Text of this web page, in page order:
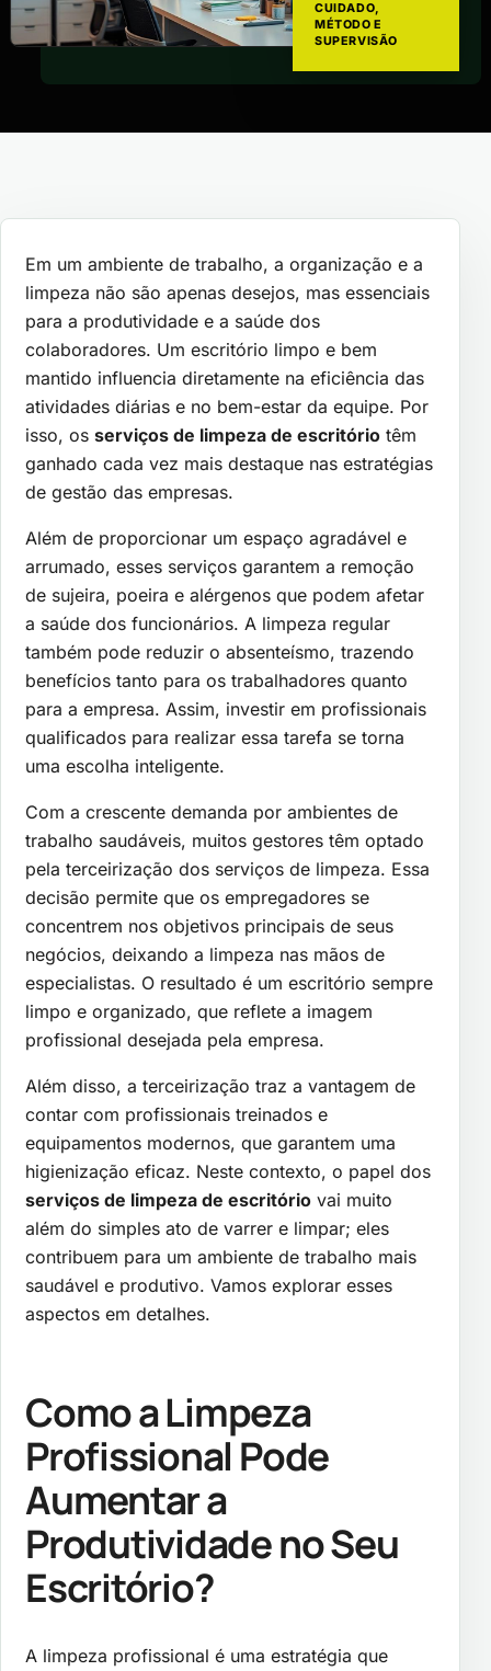
CUIDADO,
MÉTODO E
SUPERVISÃO
Em um ambiente de trabalho, a organização e a
limpeza não são apenas desejos, mas essenciais
para a produtividade e a saúde dos
colaboradores. Um escritório limpo e bem
mantido influencia diretamente na eficiência das
atividades diárias e no bem-estar da equipe. Por
isso, os serviços de limpeza de escritório têm
ganhado cada vez mais destaque nas estratégias
de gestão das empresas.
Além de proporcionar um espaço agradável e
arrumado, esses serviços garantem a remoção
de sujeira, poeira e alérgenos que podem afetar
a saúde dos funcionários. A limpeza regular
também pode reduzir o absenteísmo, trazendo
benefícios tanto para os trabalhadores quanto
para a empresa. Assim, investir em profissionais
qualificados para realizar essa tarefa se torna
uma escolha inteligente.
Com a crescente demanda por ambientes de
trabalho saudáveis, muitos gestores têm optado
pela terceirização dos serviços de limpeza. Essa
decisão permite que os empregadores se
concentrem nos objetivos principais de seus
negócios, deixando a limpeza nas mãos de
especialistas. O resultado é um escritório sempre
limpo e organizado, que reflete a imagem
profissional desejada pela empresa.
Além disso, a terceirização traz a vantagem de
contar com profissionais treinados e
equipamentos modernos, que garantem uma
higienização eficaz. Neste contexto, o papel dos
serviços de limpeza de escritório vai muito
além do simples ato de varrer e limpar; eles
contribuem para um ambiente de trabalho mais
saudável e produtivo. Vamos explorar esses
aspectos em detalhes.
Como a Limpeza
Profissional Pode
Aumentar a
Produtividade no Seu
Escritório?
A limpeza profissional é uma estratégia que